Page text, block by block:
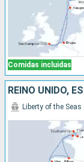
Comidas incluidas
REINO UNIDO,
Liberty of the Seas